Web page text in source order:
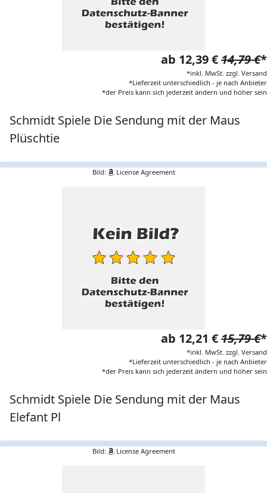
ab 12,39 €14,79 €*
*inkl. MwSt. zzgl. Versand
*Lieferzeit unterschiedlich - je nach Anbieter
*der Preis kann sich jederzeit ändern und höher sein
Schmidt Spiele Die Sendung mit der Maus
Plüschtie
Bild: License Agreement
ab 12,21 €15,79 €*
*inkl. MwSt. zzgl. Versand
*Lieferzeit unterschiedlich - je nach Anbieter
*der Preis kann sich jederzeit ändern und höher sein
Schmidt Spiele Die Sendung mit der Maus
Elefant Pl
Bild: License Agreement